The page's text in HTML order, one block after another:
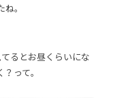
。
るとお昼くらいにな
って。